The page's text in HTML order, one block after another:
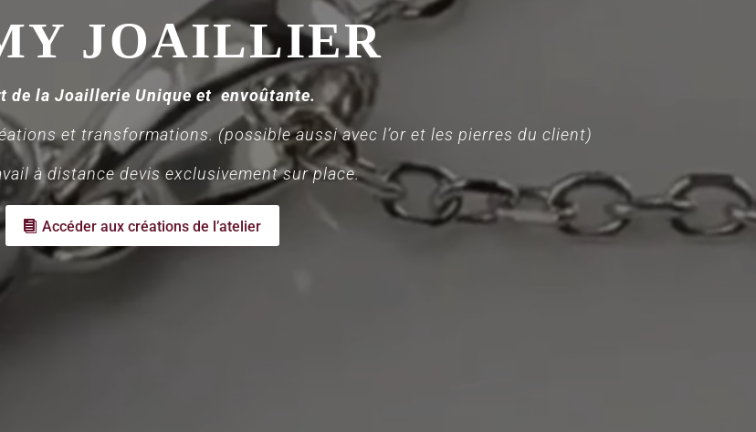
JOAILLIER
de la Joaillerie Unique et envoûtante.
et transformations. (possible aussi avec l’or et les pierres du client)
à distance devis exclusivement sur place.
Accéder aux créations de l’atelier